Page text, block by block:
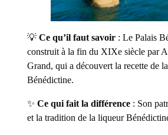
💡Ce qu’il faut savoir : Le Palais
construit à la fin du XIXe siècle par
Grand, qui a découvert la recette de
Bénédictine.
✨Ce qui fait la différence : Son
et la tradition de la liqueur